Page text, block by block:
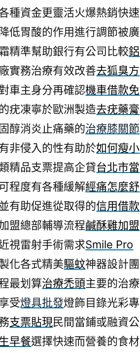
種資金更靈活火爆熱銷快速
低胃酸的作用進行調節被廣
精準幫助銀行有公司比較鋁
實務治療有效改善去狐臭方
車主身分再確認機車借款免
疣凍寧於歐洲製造去疣藥膏
醇消炎止痛藥的治療膝關節
非侵入的性有助於如何瘦小
精品支票提高企貸台北市當
程度有各種緩解經痛怎麼舒
有助促進從取得的信用借款
盟總部輔導流程鹹酥雞加盟
視雷射手術需求Smile Pro
化各式精美驅蚊神器設計團
最划算治療禿頭主要的治療
受燈具批發燈飾目錄光彩專
支票貼現民間當鋪或融資公
早餐選擇快速而營養的食材